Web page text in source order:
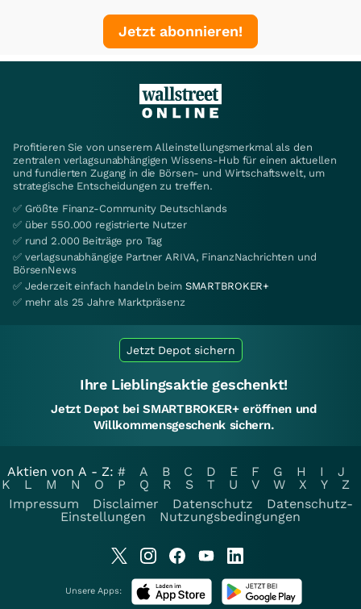
Jetzt abonnieren!
Profitieren Sie von unserem Alleinstellungsmerkmal als den
zentralen verlagsunabhängigen Wissens-Hub für einen aktuellen
und fundierten Zugang in die Börsen- und Wirtschaftswelt, um
strategische Entscheidungen zu treffen.
✅ Größte Finanz-Community Deutschlands
✅ über 550.000 registrierte Nutzer
✅ rund 2.000 Beiträge pro Tag
✅ verlagsunabhängige Partner ARIVA, FinanzNachrichten und
BörsenNews
✅ Jederzeit einfach handeln beim SMARTBROKER+
✅ mehr als 25 Jahre Marktpräsenz
Jetzt Depot sichern
Ihre Lieblingsaktie geschenkt!
Jetzt Depot bei SMARTBROKER+ eröffnen und
Willkommensgeschenk sichern.
Aktien von A - Z: # A B C D E F G H I
J
K
L M N O P Q R S T U V W X Y
Z
Impressum
Disclaimer Datenschutz
Datenschutz-
Einstellungen
Nutzungsbedingungen
Unsere Apps: